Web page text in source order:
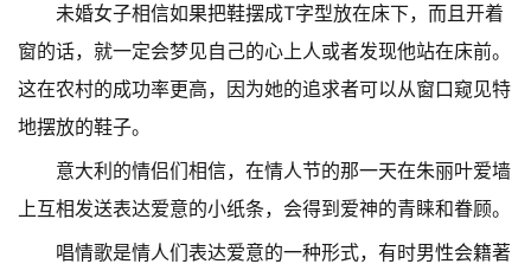
未婚女子相信如果把鞋摆成T字型放在床下，而且开着
窗的话，就一定会梦见自己的心上人或者发现他站在床前。
这在农村的成功率更高，因为她的追求者可以从窗口窥见特
地摆放的鞋子。
意大利的情侣们相信，在情人节的那一天在朱丽叶爱墙
上互相发送表达爱意的小纸条，会得到爱神的青睐和眷顾。
唱情歌是情人们表达爱意的一种形式，有时男性会籍著